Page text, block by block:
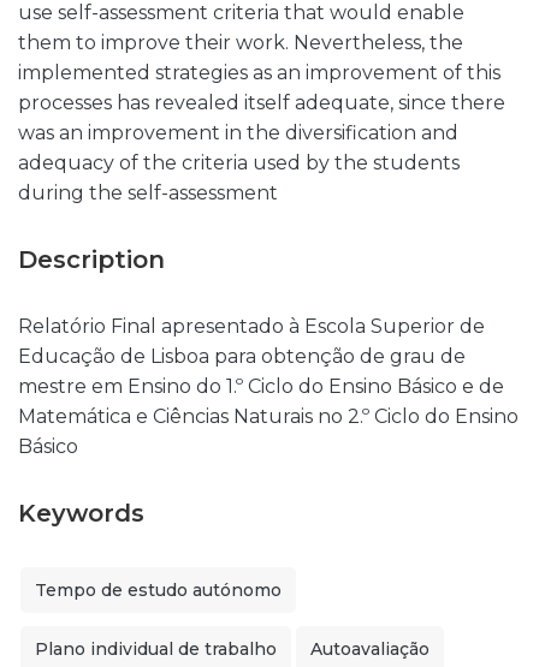
use self-assessment criteria that would enable
them to improve their work. Nevertheless, the
implemented strategies as an improvement of this
processes has revealed itself adequate, since there
was an improvement in the diversification and
adequacy of the criteria used by the students
during the self-assessment
Description
Relatório Final apresentado à Escola Superior de
Educação de Lisboa para obtenção de grau de
mestre em Ensino do 1.º Ciclo do Ensino Básico e de
Matemática e Ciências Naturais no 2.º Ciclo do Ensino
Básico
Keywords
Tempo de estudo autónomo
Plano individual de trabalho Autoavaliação